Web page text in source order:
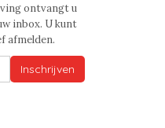
ontvangt u
inbox. U kunt
afmelden.
Inschrijven